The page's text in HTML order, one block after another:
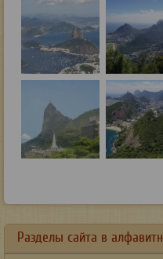
Разделы сайта в